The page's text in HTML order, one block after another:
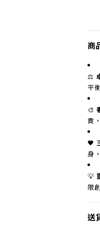
商
⚖️
平
🎨
貴
🖤
身
💡
限
送